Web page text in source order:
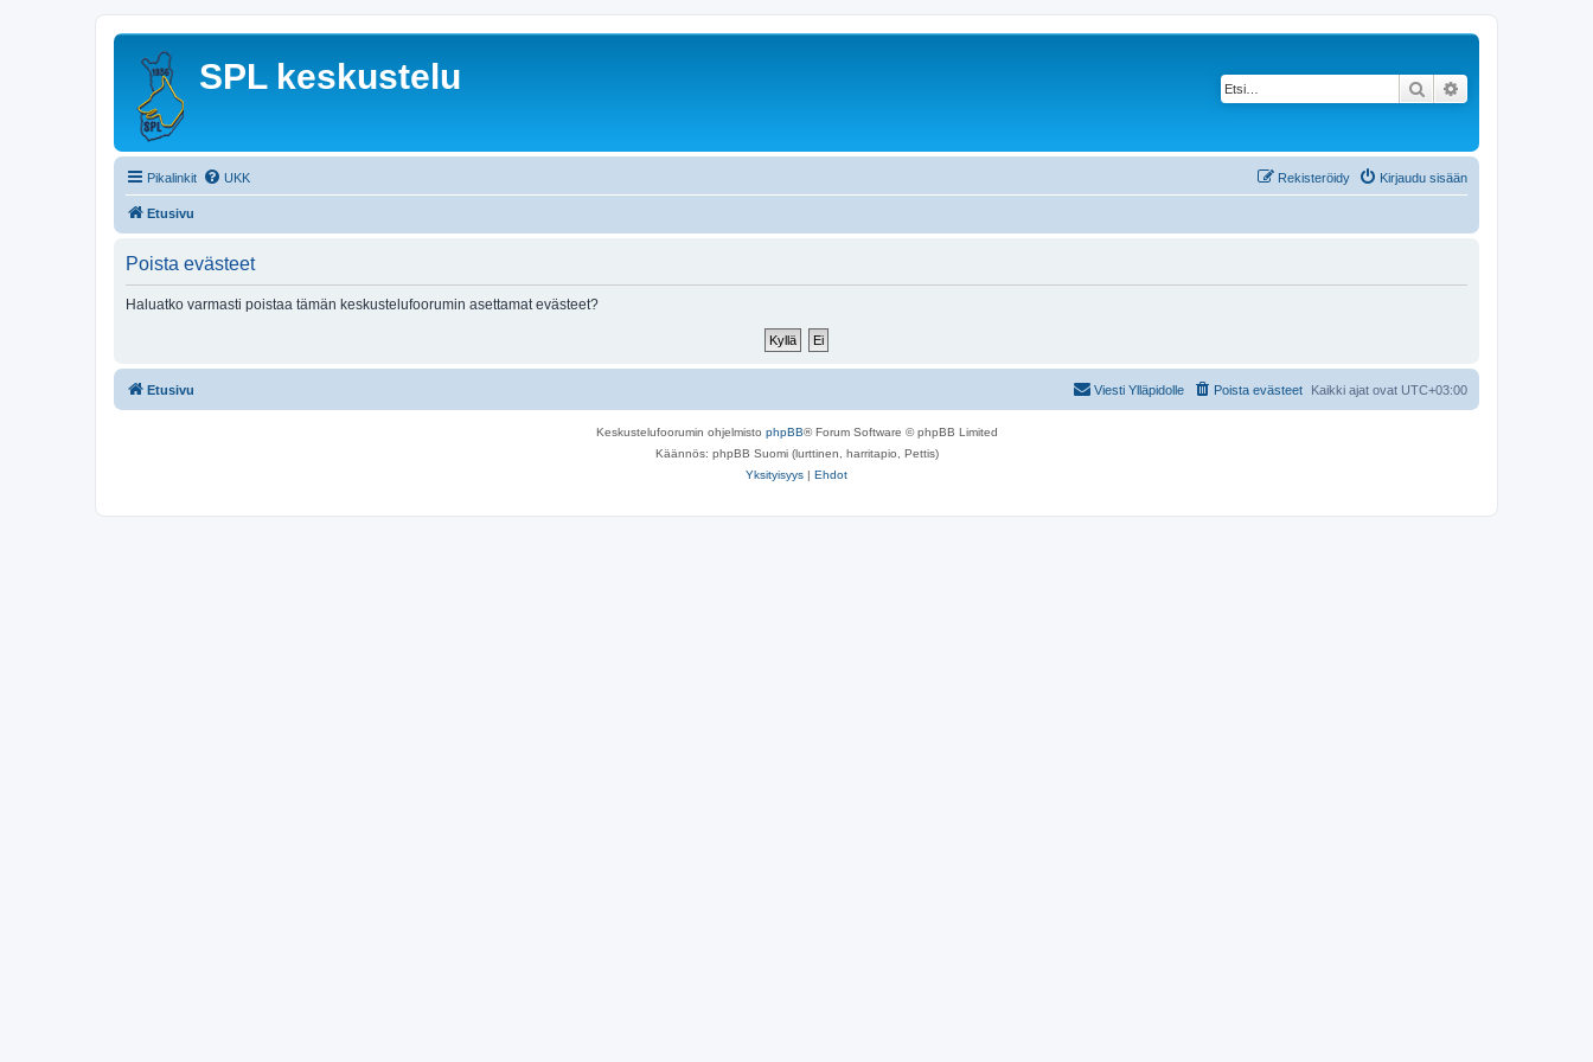
SPL keskustelu Etsi
Pikalinkit UKK Kirjaudu sisään
Rekisteröidy
Etusivu
Poista evästeet
Haluatko varmasti poistaa tämän keskustelufoorumin asettamat evästeet?
Etusivu Kaikki ajat ovat UTC+03:00
Poista evästeet
Viesti Ylläpidolle
Keskustelufoorumin ohjelmisto phpBB® Forum Software © phpBB Limited
Käännös: phpBB Suomi (lurttinen, harritapio, Pettis)
Yksityisyys | Ehdot